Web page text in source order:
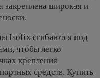
закреплена широкая и
Isofix сгибаются под
чтобы легко
крепления
средств. Купить